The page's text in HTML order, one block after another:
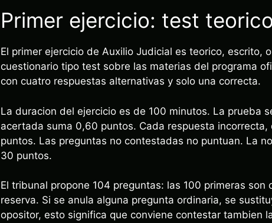
Primer ejercicio: test
El primer ejercicio de Auxilio Judicial es teorico, escrito,
cuestionario tipo test sobre las materias del programa
con cuatro respuestas alternativas y solo una correcta.
La duracion del ejercicio es de 100 minutos. La prueba
acertada suma 0,60 puntos. Cada respuesta
puntos. Las preguntas no contestadas no puntuan. La
30 puntos.
El tribunal propone 104 preguntas: las 100 primeras
reserva. Si se anula alguna pregunta ordinaria, se
opositor, esto significa que conviene contestar tambien